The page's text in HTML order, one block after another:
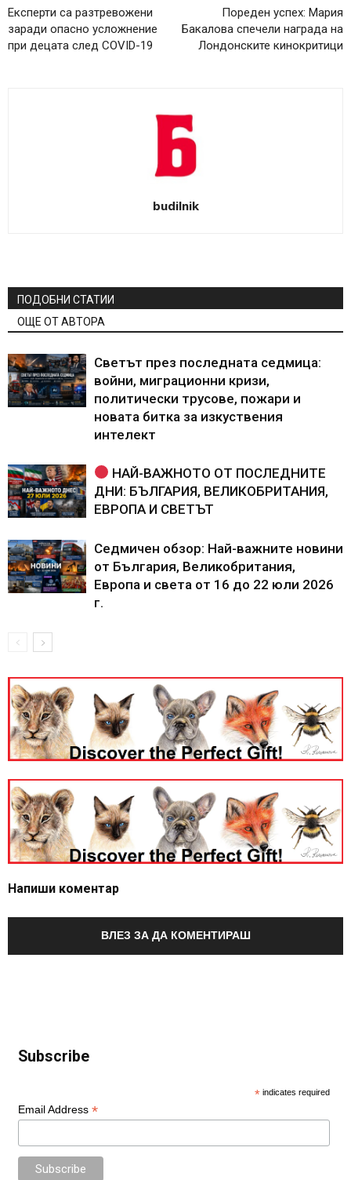
Експерти са разтревожени
заради опасно усложнение
при децата след COVID-19
Пореден успех: Мария
Бакалова спечели награда на
Лондонските кинокритици
budilnik
ПОДОБНИ СТАТИИ
ОЩЕ ОТ АВТОРА
Светът през последната седмица:
войни, миграционни кризи,
политически трусове, пожари и
новата битка за изкуствения
интелект
НАЙ-ВАЖНОТО ОТ ПОСЛЕДНИТЕ
ДНИ: БЪЛГАРИЯ, ВЕЛИКОБРИТАНИЯ,
ЕВРОПА И СВЕТЪТ
Седмичен обзор: Най-важните новини
от България, Великобритания,
Европа и света от 16 до 22 юли 2026
г.
Напиши коментар
ВЛЕЗ ЗА ДА КОМЕНТИРАШ
Subscribe
* indicates required
Email Address *